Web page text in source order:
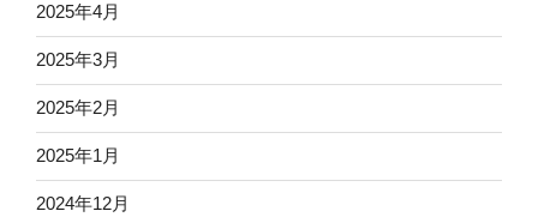
2025年4月
2025年3月
2025年2月
2025年1月
2024年12月